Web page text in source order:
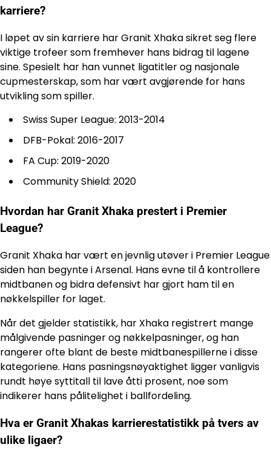
karriere?
I løpet av sin karriere har Granit Xhaka sikret seg flere
viktige trofeer som fremhever hans bidrag til lagene
sine. Spesielt har han vunnet ligatitler og nasjonale
cupmesterskap, som har vært avgjørende for hans
utvikling som spiller.
Swiss Super League: 2013-2014
DFB-Pokal: 2016-2017
FA Cup: 2019-2020
Community Shield: 2020
Hvordan har Granit Xhaka prestert i Premier
League?
Granit Xhaka har vært en jevnlig utøver i Premier League
siden han begynte i Arsenal. Hans evne til å kontrollere
midtbanen og bidra defensivt har gjort ham til en
nøkkelspiller for laget.
Når det gjelder statistikk, har Xhaka registrert mange
målgivende pasninger og nøkkelpasninger, og han
rangerer ofte blant de beste midtbanespillerne i disse
kategoriene. Hans pasningsnøyaktighet ligger vanligvis
rundt høye syttitall til lave åtti prosent, noe som
indikerer hans pålitelighet i ballfordeling.
Hva er Granit Xhakas karrierestatistikk på tvers av
ulike ligaer?